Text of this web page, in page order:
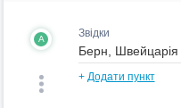
A Звідки
+ Додати пункт